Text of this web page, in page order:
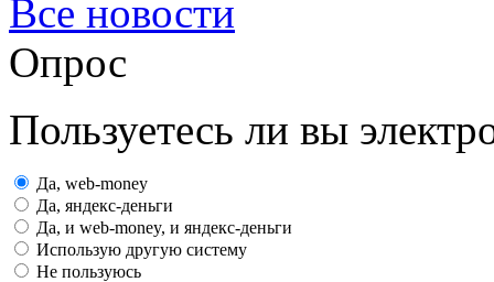
Все новости
Опрос
Пользуетесь ли вы
Да, web-money
Да, яндекс-деньги
Да, и web-money, и яндекс-деньги
Использую другую систему
Не пользуюсь